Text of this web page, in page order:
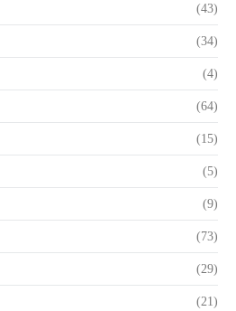
(43)
(34)
(4)
(64)
(15)
(5)
(9)
(73)
(29)
(21)